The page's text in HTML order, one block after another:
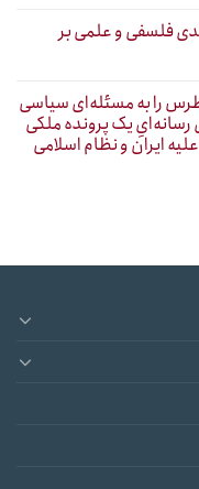
فلسفی و علمی بر
را به مسئله‌ای سیاسی
رسانه‌ایِ یک پرونده ملکی
ایران و نظام اسلامی